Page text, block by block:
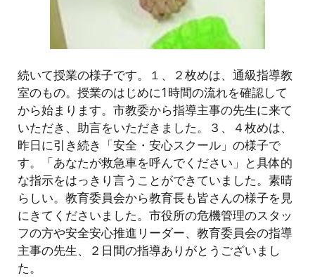
続いて授業の様子です。１、２枚めは、通級指導教
室のもの。授業のはじめに1時間の流れを確認して
から始まります。市教委から指導主事の先生に来て
いただき、助言をいただきました。３、４枚めは、
昨日に引き続き「安全・安心スクール」の様子で
す。「あなたが救急車を呼んでください」と具体的
な指示をはっきり言うことができていました。素晴
らしい。教育委員会から教育長も皆さんの様子を見
にきてくださいました。市役所の危機管理のスタッ
フの方や安全安心推進リーダー、教育委員会の指導
主事の先生、２日間の指導ありがとうございまし
た。